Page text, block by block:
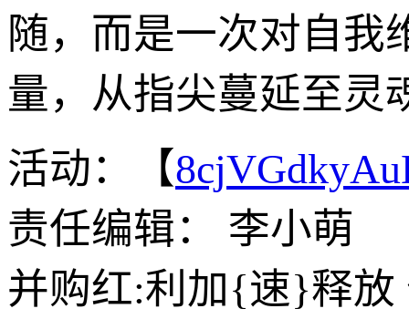
随，而是一次对自我
量，从指尖蔓延至灵
活动：【
责任编辑： 李小萌
并购红:利加{速}释放